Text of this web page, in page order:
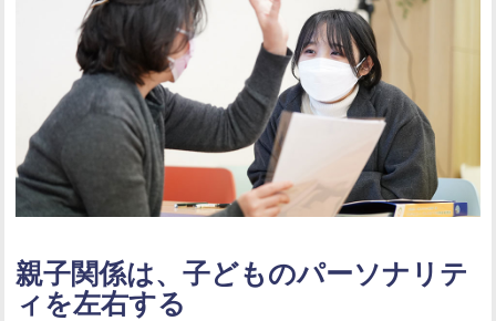
親子関係は、子どものパーソナリテ
ィを左右する